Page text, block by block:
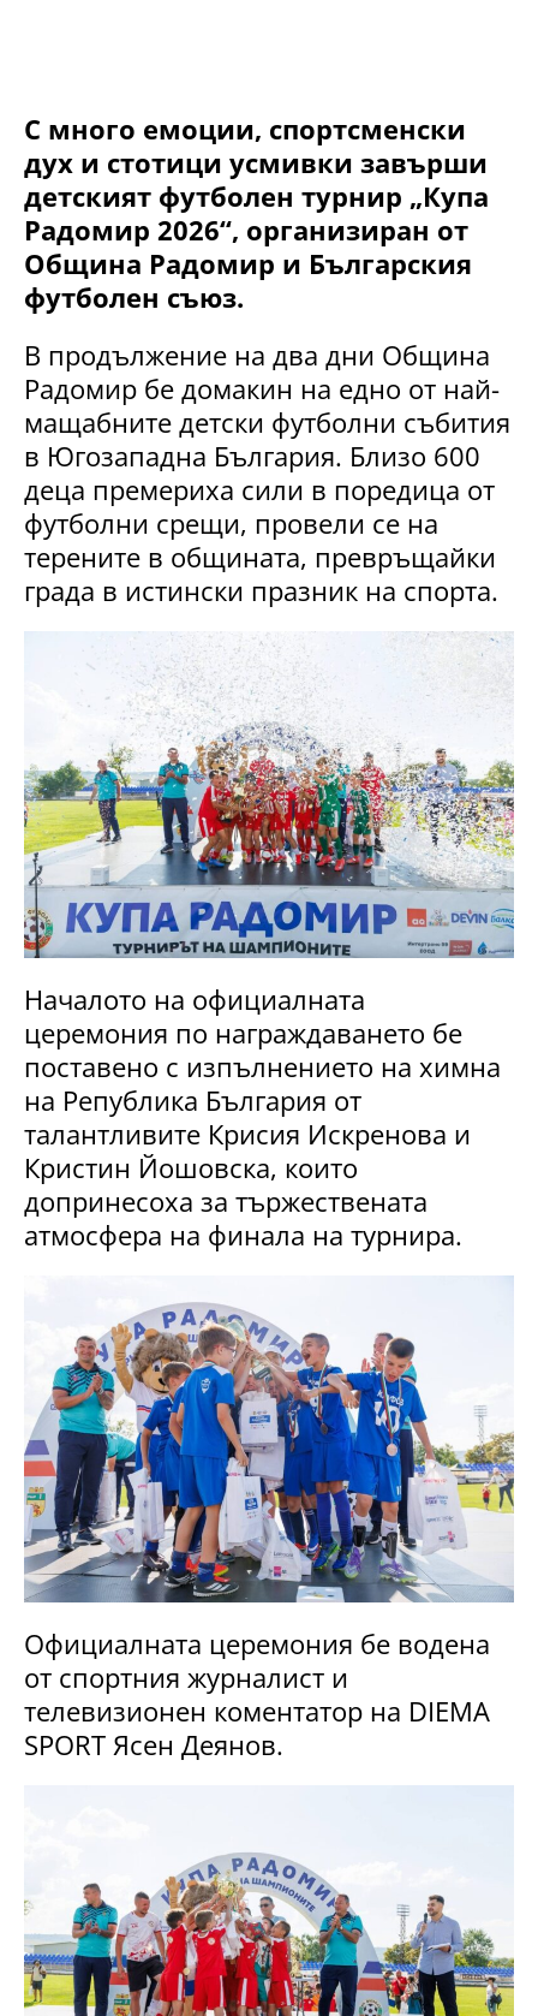
С много емоции, спортсменски
дух и стотици усмивки завърши
детският футболен турнир „Купа
Радомир 2026“, организиран от
Община Радомир и Българския
футболен съюз.
В продължение на два дни Община
Радомир бе домакин на едно от най-
мащабните детски футболни събития
в Югозападна България. Близо 600
деца премериха сили в поредица от
футболни срещи, провели се на
терените в общината, превръщайки
града в истински празник на спорта.
Началото на официалната
церемония по награждаването бе
поставено с изпълнението на химна
на Република България от
талантливите Крисия Искренова и
Кристин Йошовска, които
допринесоха за тържествената
атмосфера на финала на турнира.
Официалната церемония бе водена
от спортния журналист и
телевизионен коментатор на DIEMA
SPORT Ясен Деянов.